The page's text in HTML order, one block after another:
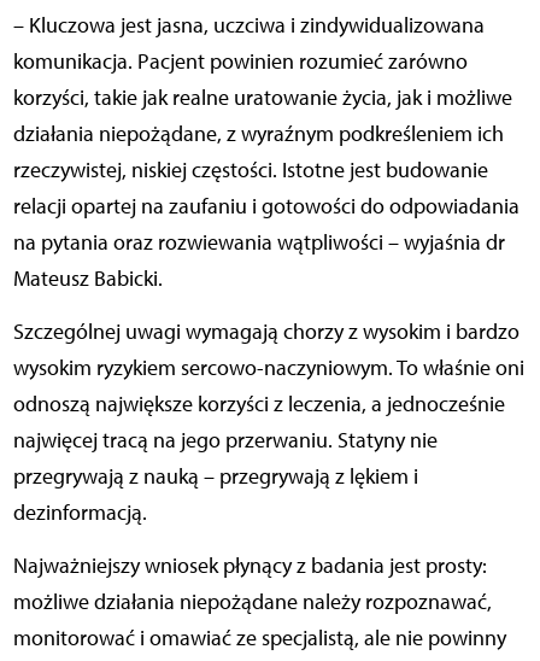
– Kluczowa jest jasna, uczciwa i zindywidualizowana
komunikacja. Pacjent powinien rozumieć zarówno
korzyści, takie jak realne uratowanie życia, jak i możliwe
działania niepożądane, z wyraźnym podkreśleniem ich
rzeczywistej, niskiej częstości. Istotne jest budowanie
relacji opartej na zaufaniu i gotowości do odpowiadania
na pytania oraz rozwiewania wątpliwości – wyjaśnia dr
Mateusz Babicki.
Szczególnej uwagi wymagają chorzy z wysokim i bardzo
wysokim ryzykiem sercowo-naczyniowym. To właśnie oni
odnoszą największe korzyści z leczenia, a jednocześnie
najwięcej tracą na jego przerwaniu. Statyny nie
przegrywają z nauką – przegrywają z lękiem i
dezinformacją.
Najważniejszy wniosek płynący z badania jest prosty:
możliwe działania niepożądane należy rozpoznawać,
monitorować i omawiać ze specjalistą, ale nie powinny